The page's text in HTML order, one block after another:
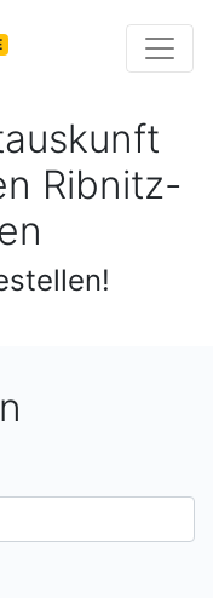
Ribnitz-